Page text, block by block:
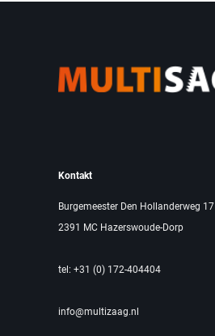
Kontakt
Burgemeester Den Hollanderweg 17
2391 MC Hazerswoude-Dorp
tel: +31 (0) 172-404404
info@multizaag.nl